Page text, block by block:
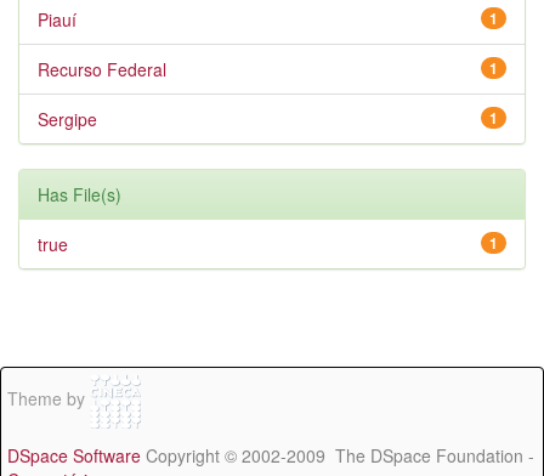
1
Piauí
1
Recurso Federal
1
Sergipe
Has File(s)
1
true
Theme by
DSpace Software Copyright © 2002-2009 The DSpace Foundation -